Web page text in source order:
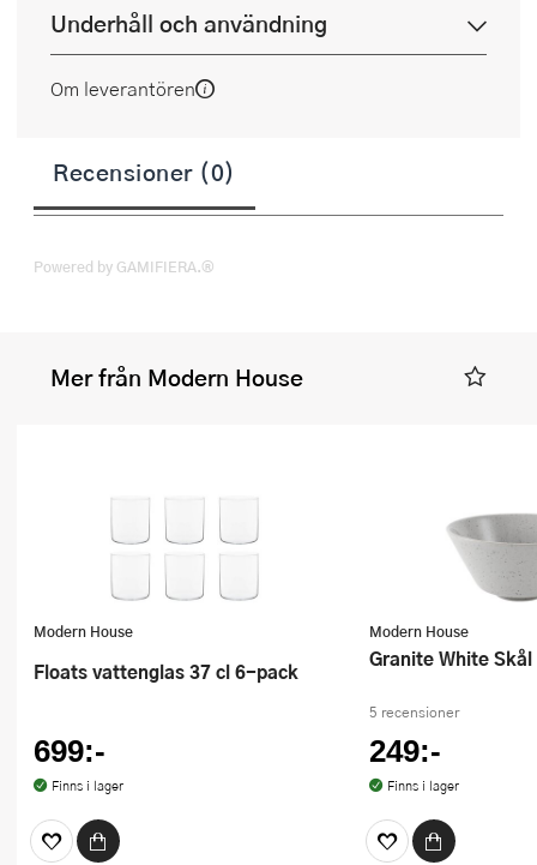
Underhåll och användning
Om leverantören
Recensioner (0)
Powered by GAMIFIERA.®
Mer från Modern House
Modern House
Floats vattenglas 37 cl 6-pack
699:-
Finns i lager
Modern House
Granite White
5 recensioner
249:-
Finns i lager